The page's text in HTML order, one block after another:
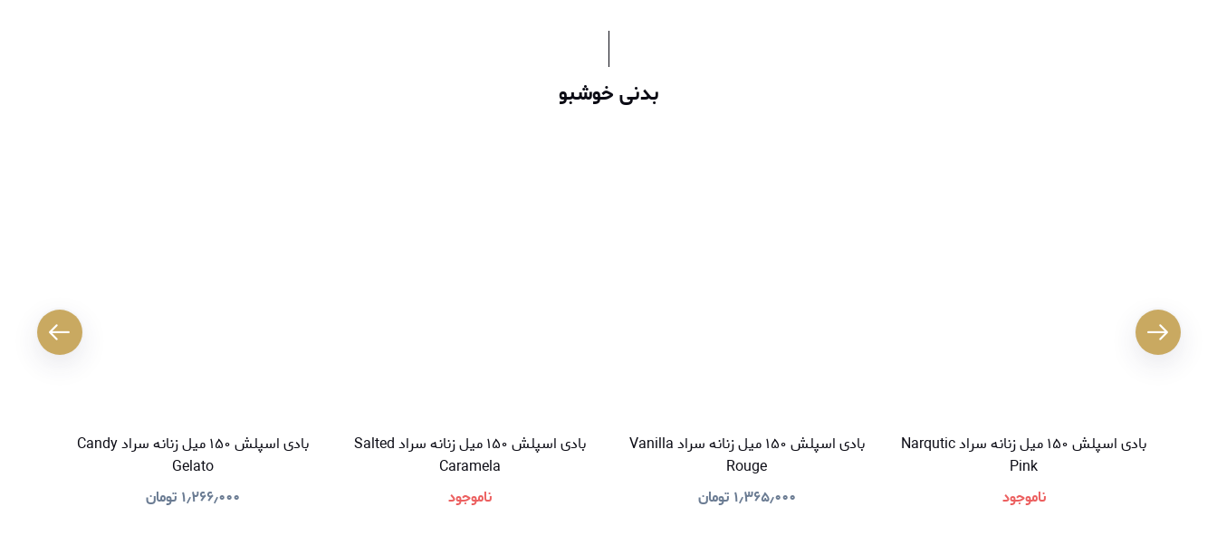
بدنی خوشبو
بادی اسپلش ۱۵۰ میل زنانه سراد Narqutic
Pink
ناموجود
بادی اسپلش ۱۵۰ میل زنانه سراد Vanilla
Rouge
۱٫۳۶۵٫۰۰۰ تومان
بادی اسپلش ۱۵۰ میل زنانه سراد Salted
Caramela
ناموجود
بادی اسپلش ۱۵۰ میل زنانه سراد Candy
Gelato
۱٫۲۶۶٫۰۰۰ تومان